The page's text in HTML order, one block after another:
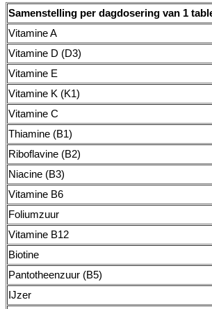
Samenstelling per dagdosering van 1
Vitamine A
Vitamine D (D3)
Vitamine E
Vitamine K (K1)
Vitamine C
Thiamine (B1)
Riboflavine (B2)
Niacine (B3)
Vitamine B6
Foliumzuur
Vitamine B12
Biotine
Pantotheenzuur (B5)
IJzer